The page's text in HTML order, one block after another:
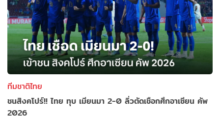
ทีมชาติไทย
ชนสิงคโปร์!! ไทย ทุบ เมียนมา 2-0 ลิ่วตัดเชือกศึกอาเซียน คัพ
2026